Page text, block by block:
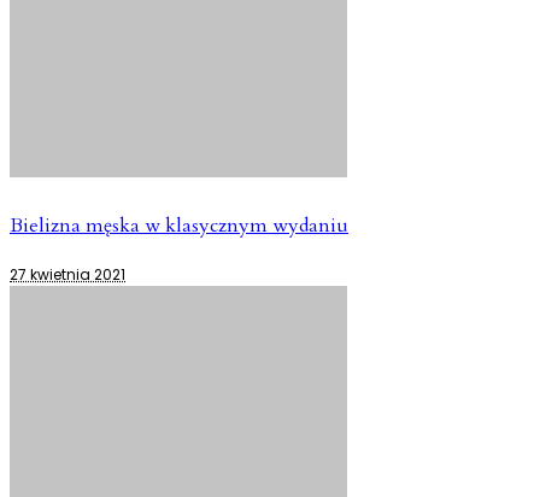
Bielizna męska w klasycznym wydaniu
27 kwietnia 2021